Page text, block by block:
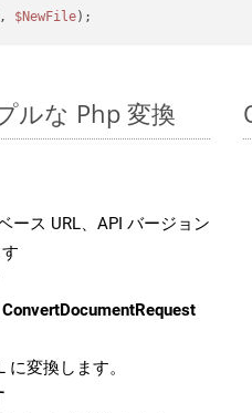
, $NewFile
ルな Php 変換
ース URL、API バージョン
ConvertDocumentRequest
変換します。